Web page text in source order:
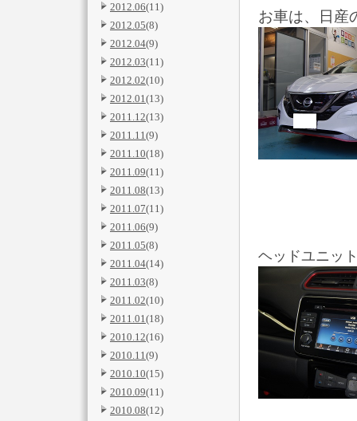
2012.06(11)
2012.05(8)
2012.04(9)
2012.03(11)
2012.02(10)
2012.01(13)
2011.12(13)
2011.11(9)
2011.10(18)
2011.09(11)
2011.08(13)
2011.07(11)
2011.06(9)
2011.05(8)
2011.04(14)
2011.03(8)
2011.02(10)
2011.01(18)
2010.12(16)
2010.11(9)
2010.10(15)
2010.09(11)
2010.08(12)
お車は、日産
ヘッドユニッ